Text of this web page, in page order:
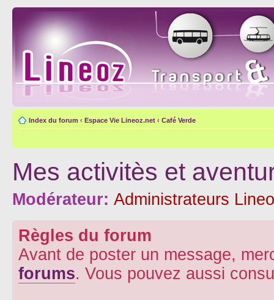
Index du forum ‹ Espace Vie Lineoz.net ‹ Café Verde
Mes activitès et
Modérateur: Administrateurs
Règles du forum
Avant de poster un message,
forums. Vous pouvez aussi